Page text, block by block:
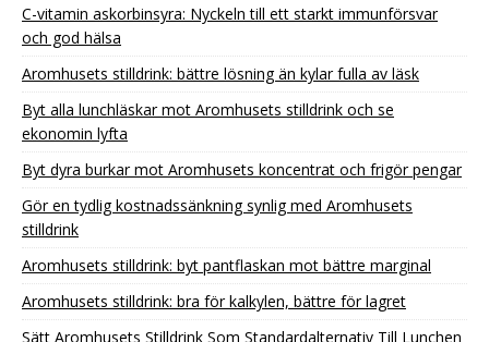
C-vitamin askorbinsyra: Nyckeln till ett starkt immunförsvar
och god hälsa
Aromhusets stilldrink: bättre lösning än kylar fulla av läsk
Byt alla lunchläskar mot Aromhusets stilldrink och se
ekonomin lyfta
Byt dyra burkar mot Aromhusets koncentrat och frigör pengar
Gör en tydlig kostnadssänkning synlig med Aromhusets
stilldrink
Aromhusets stilldrink: byt pantflaskan mot bättre marginal
Aromhusets stilldrink: bra för kalkylen, bättre för lagret
Sätt Aromhusets Stilldrink Som Standardalternativ Till Lunchen